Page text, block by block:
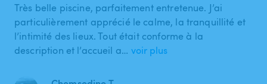
Très belle piscine, parfaitement entretenue. J’ai
particulièrement apprécié le calme, la tranquillité et
l’intimité des lieux. Tout était conforme à la
description et l’accueil a… voir plus